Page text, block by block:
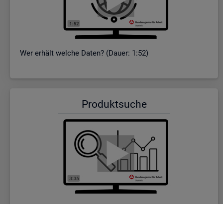
Wer er­hält wel­che Daten? (Dauer: 1:52)
Pro­dukt­su­che